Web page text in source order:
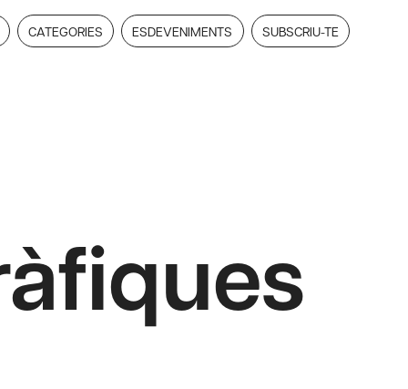
CATEGORIES ESDEVENIMENTS SUBSCRIU-TE